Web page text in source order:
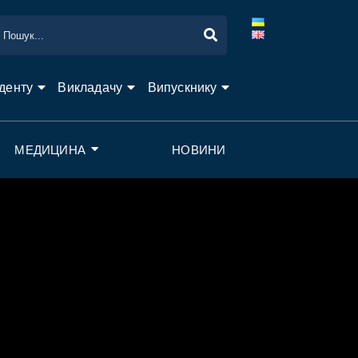
Викладачу Випускнику
МЕДИЦИНА НОВИНИ